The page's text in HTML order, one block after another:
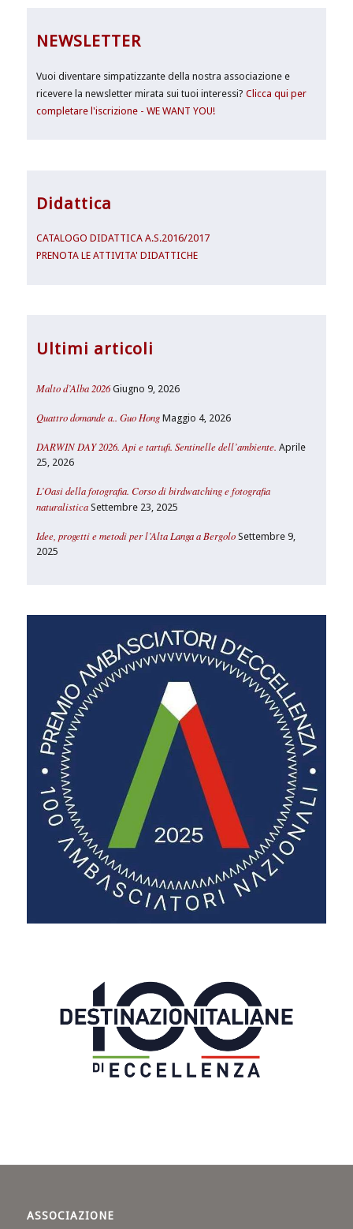
NEWSLETTER
Vuoi diventare simpatizzante della nostra associazione e
ricevere la newsletter mirata sui tuoi interessi?Clicca qui per
completare l'iscrizione - WE WANT YOU!
Didattica
CATALOGO DIDATTICA A.S.2016/2017
PRENOTA LE ATTIVITA' DIDATTICHE
Ultimi articoli
Malto d’Alba 2026 Giugno 9, 2026
Quattro domande a.. Guo Hong Maggio 4, 2026
DARWIN DAY 2026. Api e tartufi. Sentinelle dell’ambiente. Aprile
25, 2026
L’Oasi della fotografia. Corso di birdwatching e fotografia
naturalistica Settembre 23, 2025
Idee, progetti e metodi per l’Alta Langa a Bergolo Settembre 9,
2025
ASSOCIAZIONE